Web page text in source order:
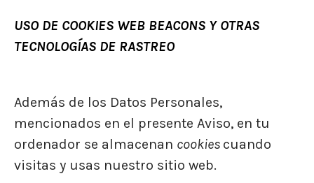
USO DE COOKIES WEB BEACONS Y OTRAS
TECNOLOGÍAS DE RASTREO
Además de los Datos Personales,
mencionados en el presente Aviso, en tu
ordenador se almacenan cookies cuando
visitas y usas nuestro sitio web.